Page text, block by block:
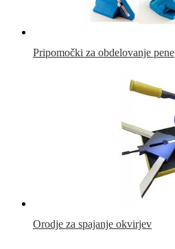
Pripomočki za obdelovanje pene
Orodje za spajanje okvirjev